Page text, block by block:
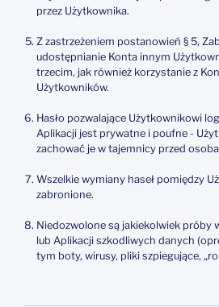
przez Użytkownika.
Z zastrzeżeniem postanowień § 5,
udostępnianie Konta innym
trzecim, jak również korzystanie z
Użytkowników.
Hasło pozwalające Użytkownikowi
Aplikacji jest prywatne i poufne -
zachować je w tajemnicy przed
Wszelkie wymiany haseł pomiędzy
zabronione.
Niedozwolone są jakiekolwiek próby
lub Aplikacji szkodliwych danych
tym boty, wirusy, pliki szpiegujące,